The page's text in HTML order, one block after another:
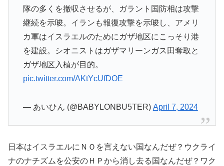
隊の多くを撤収させるが、ガラント国防相は攻撃
継続を示唆。イランも報復攻撃を示唆し、アメリ
カ軍はイスラエルのためにガザ地区にこっそり港
を建設。シオニストはガザマリーンガス田奪取と
ガザ地区入植が目的。
pic.twitter.com/AKtYcUfDOE
— あいひん (@BABYLONBU5TER) April 7, 2024
日本はイスラエルにＮＯを言えない国なんだぜ？ウクライ
ナのナチズムを公安のＨＰから消し去る国なんだぜ？ワク